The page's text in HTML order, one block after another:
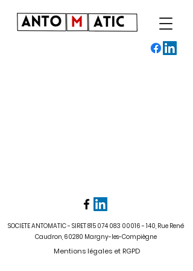
SOCIETE ANTOMATIC - SIRET815 074 083 00016 - 140, Rue René
Caudron, 60280 Margny-les-Compiègne
Mentions légales et RGPD